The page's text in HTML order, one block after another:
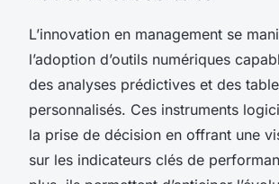
L’innovation en management se
l’adoption d’outils numériques
des analyses prédictives et des
personnalisés. Ces instruments
la prise de décision en offrant une
sur les indicateurs clés de